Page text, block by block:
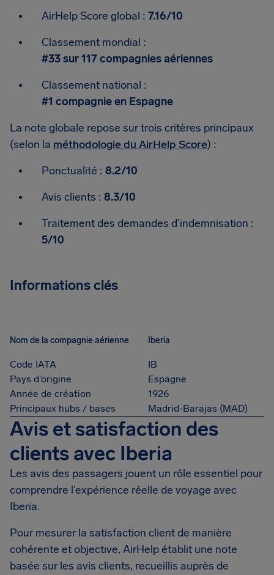
AirHelp Score global : 7.16/10
Classement mondial :
#33 sur 117 compagnies aériennes
Classement national :
#1 compagnie en Espagne
La note globale repose sur trois critères principaux
(selon la méthodologie du AirHelp Score) :
Ponctualité : 8.2/10
Avis clients : 8.3/10
Traitement des demandes d’indemnisation :
5/10
Informations clés
Nom de la compagnie aérienne Iberia
Code IATA
IB
Pays d'origine
Espagne
Année de création
1926
Principaux hubs / bases
Madrid-Barajas (MAD)
Avis et satisfaction des
clients avec Iberia
Les avis des passagers jouent un rôle essentiel pour
comprendre l’expérience réelle de voyage avec
Iberia.
Pour mesurer la satisfaction client de manière
cohérente et objective, AirHelp établit une note
basée sur les avis clients, recueillis auprès de